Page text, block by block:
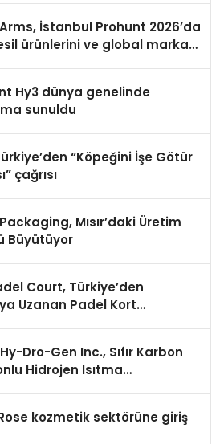
İstanbul Prohunt 2026’da
ürünlerini ve global marka
Hy3 dünya genelinde
sunuldu
“Köpeğini İşe Götür
çağrısı
Mısır’daki Üretim
Büyütüyor
Court, Türkiye’den
Uzanan Padel Kort
Dro-Gen Inc., Sıfır Karbon
Hidrojen Isıtma
kozmetik sektörüne giriş